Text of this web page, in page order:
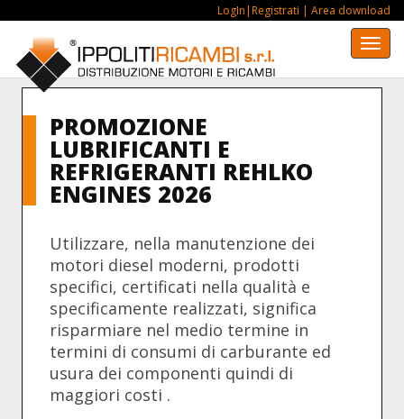
LogIn|Registrati | Area download
PROMOZIONE
LUBRIFICANTI E
REFRIGERANTI REHLKO
ENGINES 2026
Utilizzare, nella manutenzione dei
motori diesel moderni, prodotti
specifici, certificati nella qualità e
specificamente realizzati, significa
risparmiare nel medio termine in
termini di consumi di carburante ed
usura dei componenti quindi di
maggiori costi .